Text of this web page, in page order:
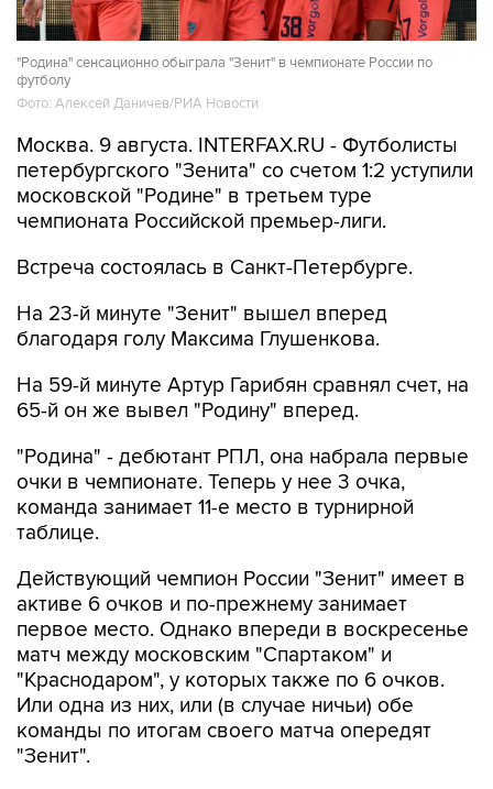
"Родина" сенсационно обыграла "Зенит" в чемпионате России по
футболу
Фото: Алексей Даничев/РИА Новости
Москва. 9 августа. INTERFAX.RU - Футболисты
петербургского "Зенита" со счетом 1:2 уступили
московской "Родине" в третьем туре
чемпионата Российской премьер-лиги.
Встреча состоялась в Санкт-Петербурге.
На 23-й минуте "Зенит" вышел вперед
благодаря голу Максима Глушенкова.
На 59-й минуте Артур Гарибян сравнял счет, на
65-й он же вывел "Родину" вперед.
"Родина" - дебютант РПЛ, она набрала первые
очки в чемпионате. Теперь у нее 3 очка,
команда занимает 11-е место в турнирной
таблице.
Действующий чемпион России "Зенит" имеет в
активе 6 очков и по-прежнему занимает
первое место. Однако впереди в воскресенье
матч между московским "Спартаком" и
"Краснодаром", у которых также по 6 очков.
Или одна из них, или (в случае ничьи) обе
команды по итогам своего матча опередят
"Зенит".